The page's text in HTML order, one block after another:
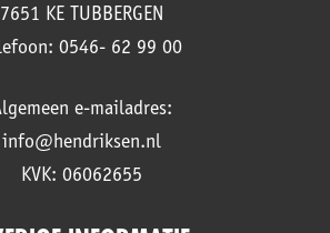
7651 KE TUBBERGEN
0546- 62 99 00
e-mailadres:
info@hendriksen.nl
KVK: 06062655